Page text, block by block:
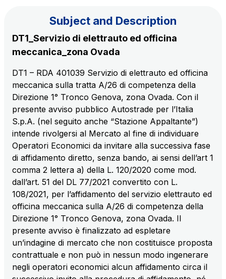
The Group
The technology operator for the integration of
Intelligent Transport Systems solutions
Tecne
Autostrade per l'Italia Group's engineering company
Amplia
Italy's leading company in the construction of
complex infrastructures
Elgea
Production and sale of energy from renewable
sources
Discover our App
Scan the QR Code with your mobile phone's
camera to download the App
Find out more
Subject and Description
DT1_Servizio di elettrauto ed officina
meccanica_zona Ovada
DT1 – RDA 401039 Servizio di elettrauto ed officina
meccanica sulla tratta A/26 di competenza della
Direzione 1° Tronco Genova, zona Ovada. Con il
presente avviso pubblico Autostrade per l’Italia
S.p.A. (nel seguito anche “Stazione Appaltante”)
intende rivolgersi al Mercato al fine di individuare
Operatori Economici da invitare alla successiva fase
di affidamento diretto, senza bando, ai sensi dell’art 1
comma 2 lettera a) della L. 120/2020 come mod.
dall’art. 51 del DL 77/2021 convertito con L.
108/2021, per l’affidamento del servizio elettrauto ed
officina meccanica sulla A/26 di competenza della
Direzione 1° Tronco Genova, zona Ovada. Il
presente avviso è finalizzato ad espletare
un’indagine di mercato che non costituisce proposta
contrattuale e non può in nessun modo ingenerare
negli operatori economici alcun affidamento circa il